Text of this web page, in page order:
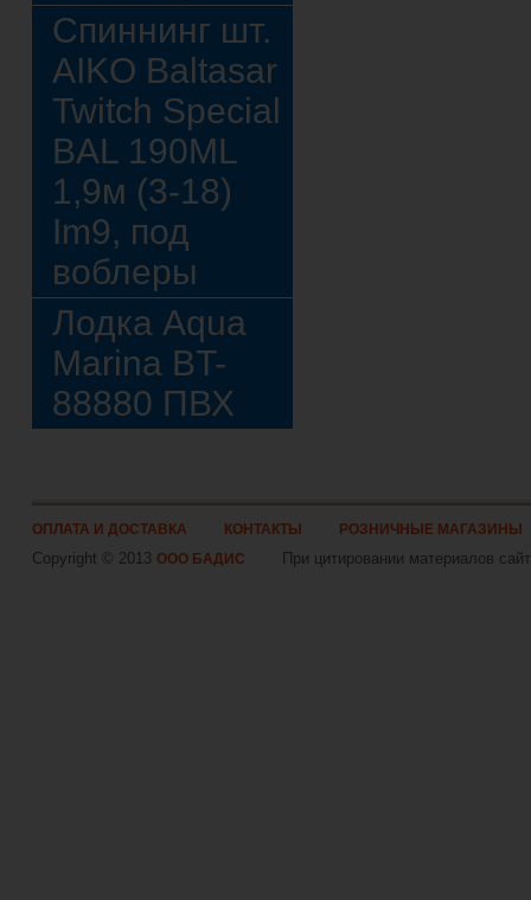
Спиннинг шт.
AIKO Baltasar
Twitch Special
BAL 190ML
1,9м (3-18)
Im9, под
воблеры
Лодка Aqua
Marina BT-
88880 ПВХ
ОПЛАТА И ДОСТАВКА КОНТАКТЫ РОЗНИЧНЫЕ МАГАЗИНЫ
Copyright © 2013 ООО БАДИС При цитировании материалов